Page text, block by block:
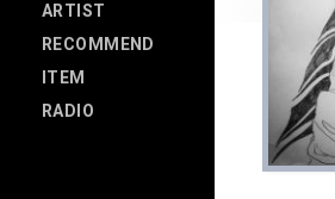
ARTIST
RECOMMEND
ITEM
RADIO